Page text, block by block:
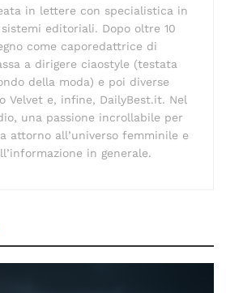
in lettere con specialistica in
editoriali. Dopo oltre 10
come caporedattrice di
a dirigere ciaostyle (testata
della moda) e poi diverse
Velvet e, infine, DailyBest.it. Nel
una passione incrollabile per
attorno all’universo femminile e
in generale.